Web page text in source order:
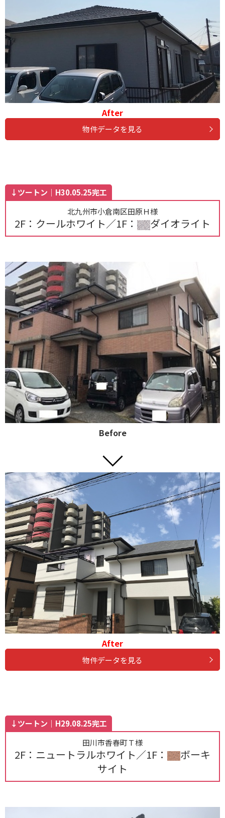
After
物件データを見る
↓ツートン｜H30.05.25完工
北九州市小倉南区田原Ｈ様
2F：クールホワイト／1F： ダイオライト
Before
After
物件データを見る
↓ツートン｜H29.08.25完工
田川市香春町Ｔ様
2F：ニュートラルホワイト／1F：
ボーキ
サイト